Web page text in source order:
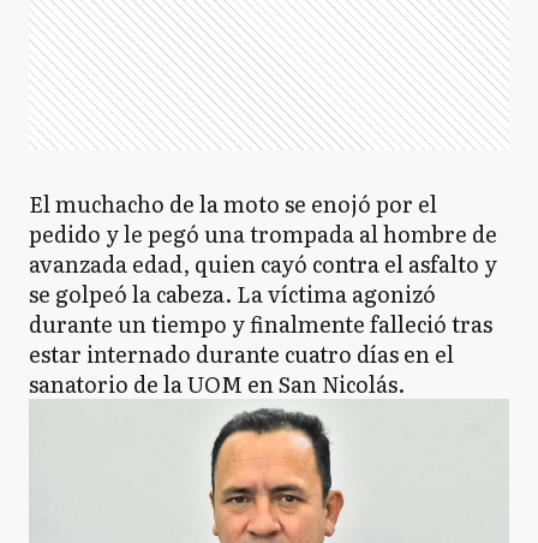
El muchacho de la moto se enojó por el
pedido y le pegó una trompada al hombre de
avanzada edad, quien cayó contra el asfalto y
se golpeó la cabeza. La víctima agonizó
durante un tiempo y finalmente falleció tras
estar internado durante cuatro días en el
sanatorio de la UOM en San Nicolás.